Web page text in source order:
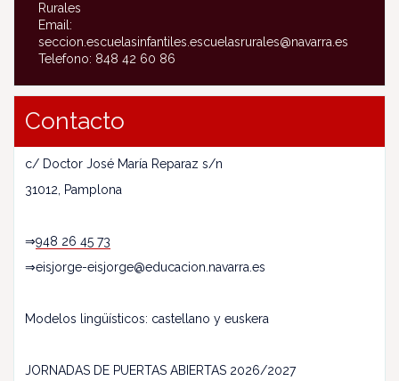
Rurales
Email:
seccion.escuelasinfantiles.escuelasrurales@navarra.es
Telefono: 848 42 60 86
Contacto
c/ Doctor José María Reparaz s/n
31012, Pamplona
⇒948 26 45 73
⇒eisjorge-eisjorge@educacion.navarra.es
Modelos lingüísticos: castellano y euskera
JORNADAS DE PUERTAS ABIERTAS 2026/2027